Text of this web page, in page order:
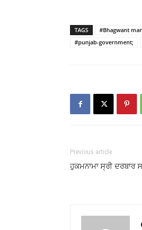
TAGS #Bhagwant
#punjab-government;
Previous article
ਹੁਕਮਨਾਮਾ ਸ੍ਰੀ ਦਰਬਾਰ